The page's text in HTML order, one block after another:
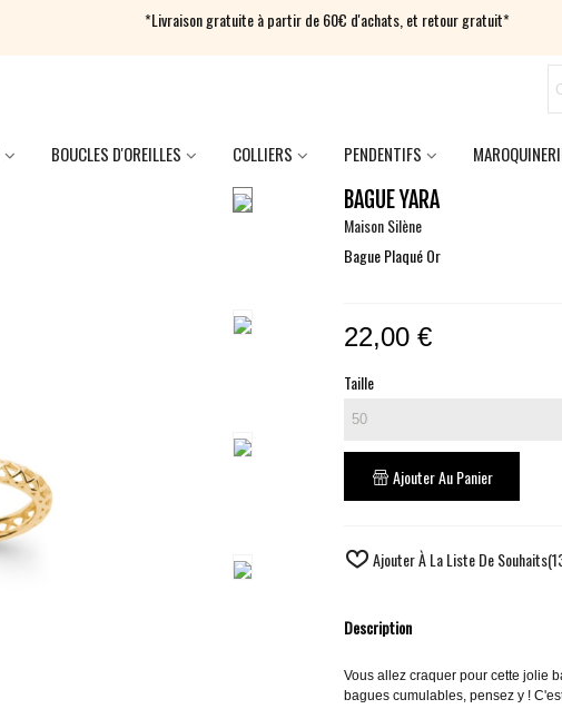
*Livraison gratuite à partir de 60€ d'achats, et retour gratuit*
BOUCLES D'OREILLES COLLIERS PENDENTIFS
BAGUE YARA
Maison Silène
Bague Plaqué Or
22,00 €
Taille
Ajouter Au Panier
Ajouter À La Liste De Souhaits(
Description
Vous allez craquer pour cette jolie
bagues cumulables, pensez y !